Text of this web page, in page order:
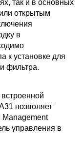
так и в основных
открытым
в
к установке для
фильтра.
позволяет
Management
управления в